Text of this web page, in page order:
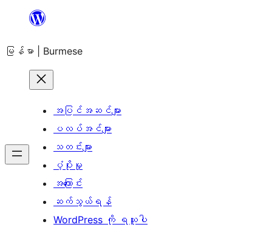
အကြောင်းအရာ
ကျော်သွား
မြန်မာ | Burmese
အပြင်အဆင်များ
ပလပ်အင်များ
သတင်းများ
ပံ့ပိုးမှု
အကြောင်း
ဆက်သွယ်ရန်
WordPress ကို ရယူပါ